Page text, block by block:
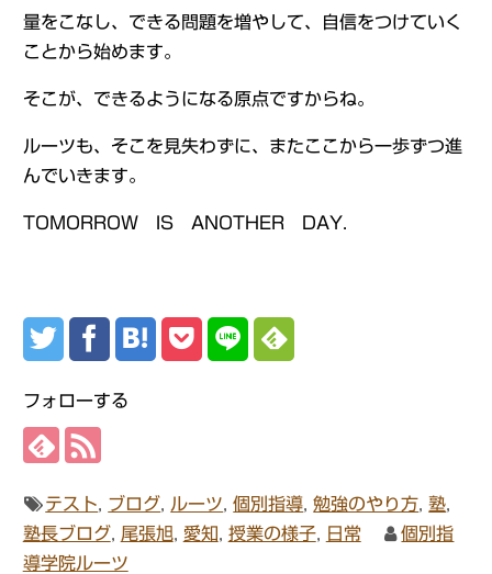
量をこなし、できる問題を増やして、自信をつけていく
ことから始めます。
そこが、できるようになる原点ですからね。
ルーツも、そこを見失わずに、またここから一歩ずつ進
んでいきます。
TOMORROW IS ANOTHER DAY.
フォローする
テスト ブログ ルーツ ,個別指導 ,勉強のやり方 ,塾
塾長ブログ, 尾張旭, 愛知 授業の様子, 日常
個別指
導学院ルーツ